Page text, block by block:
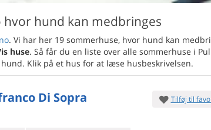
hund kan medbringes
. Vi har her 19 sommerhuse, hvor hund kan
huse. Så får du en liste over alle sommerhuse i
Klik på et hus for at læse husbeskrivelsen.
Di Sopra Tilføj til